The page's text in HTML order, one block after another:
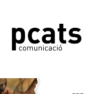
contingut